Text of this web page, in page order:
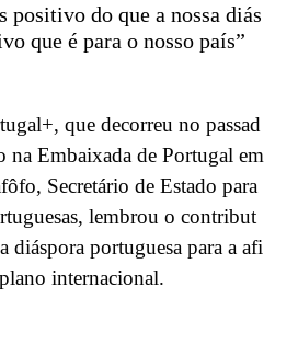
positivo do que a nossa diás
que é para o nosso país”
que decorreu no passad
na Embaixada de Portugal em
Secretário de Estado para
lembrou o contribut
diáspora portuguesa para a afi
internacional.